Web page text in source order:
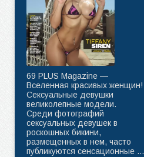
69 PLUS Magazine —
Вселенная красивых женщин!
Сексуальные девушки
великолепные модели.
Среди фотографий
сексуальных девушек в
роскошных бикини,
размещенных в нем, часто
публикуются сенсационные ...